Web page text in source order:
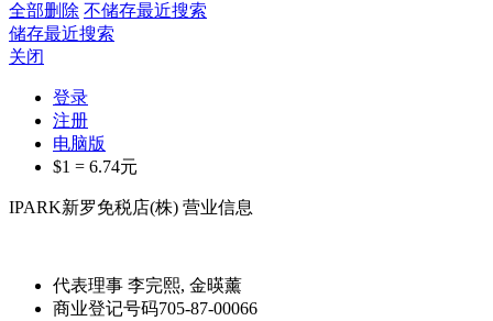
全部删除 不储存最近搜索
储存最近搜索
关闭
登录
注册
电脑版
$1 = 6.74元
IPARK新罗免税店(株) 营业信息
代表理事 李完熙, 金暎薰
商业登记号码705-87-00066